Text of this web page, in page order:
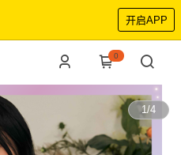
开启APP
0
1/4